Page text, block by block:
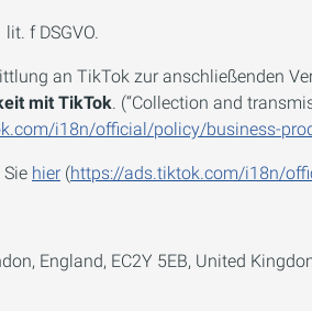
f DSGVO.
an TikTok zur anschließenden
mit TikTok. (“Collection and
i18n/official/policy/business-
hier (https://ads.tiktok.com/i18n/
England, EC2Y 5EB, United